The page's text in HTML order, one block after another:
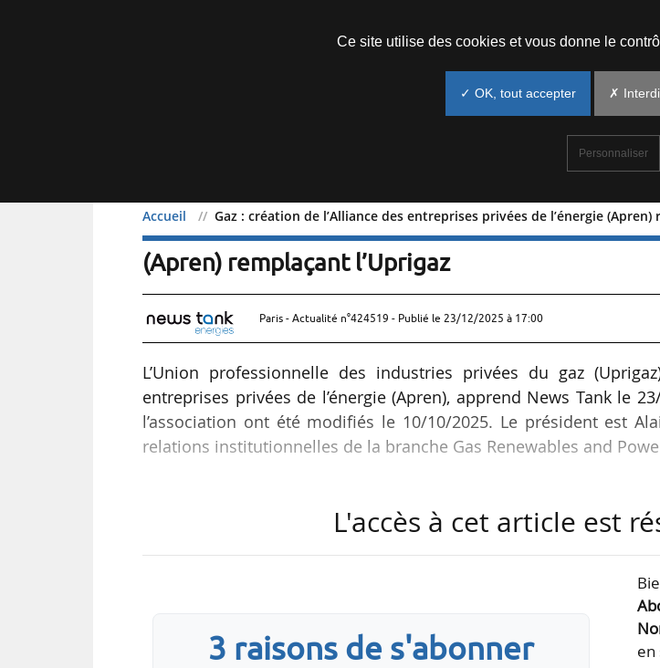
Accueil Gaz : création de l’Alliance des entreprises privées de l’énergie (Apren)
Gaz : création de l’Alliance des entreprises
(Apren) remplaçant l’Uprigaz
Paris - Actualité n°424519 - Publié le 23/12/2025 à 17:00
L’Union professionnelle des industries privées du gaz
entreprises privées de l’énergie (Apren), apprend News Tank le
l’association ont été modifiés le 10/10/2025. Le président est
relations institutionnelles de la branche Gas Renewables and
entreprises présentes sur tout ou partie de l’ensemble de la
« Il apparaît désormais nécessaire d’élargir le champ…
L'accès à cet article est
3 raisons de s'abonner
en
Ce site utilise des cookies et vous donne le
✓ OK, tout accepter ✗
Personnaliser